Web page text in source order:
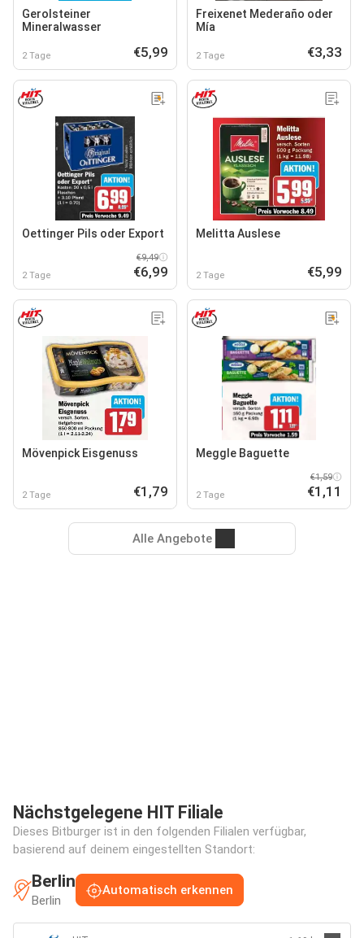
Gerolsteiner
Mineralwasser
2 Tage €5,99
Freixenet Mederaño oder
Mía
2 Tage €3,33
Oettinger Pils oder Export
2 Tage
€9,49
€6,99
Melitta Auslese
2 Tage €5,99
Mövenpick Eisgenuss
2 Tage €1,79
Meggle Baguette
2 Tage
€1,59
€1,11
Alle Angebote
Nächstgelegene HIT Filiale
Dieses Bitburger ist in den folgenden Filialen verfügbar,
basierend auf deinem eingestellten Standort:
Berlin
Berlin
Automatisch erkennen